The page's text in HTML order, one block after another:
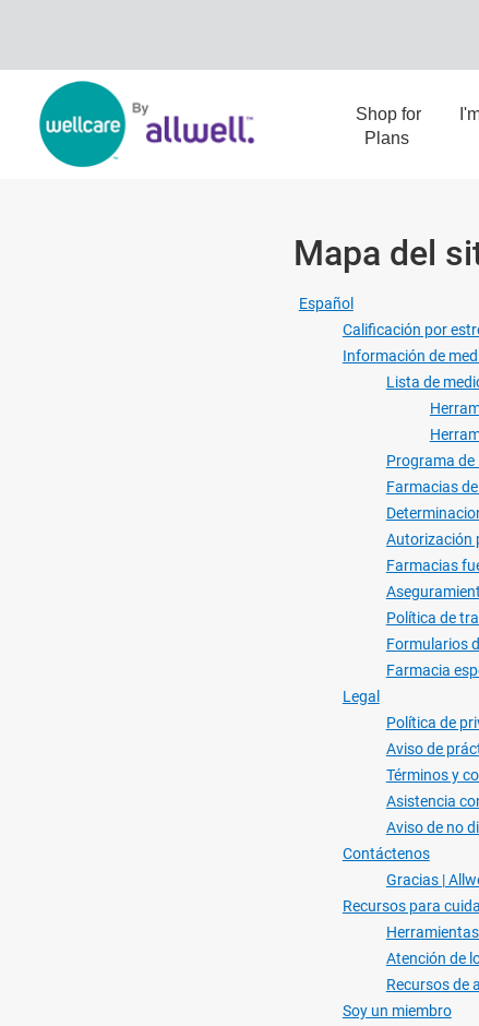
Shop for
Plans
Mapa del
Español
Calificación por
Información de
Lista de
Programa de
Farmacias
Autorización
Farmacias
Política de
Formularios
Farmacia
Legal
Política de
Aviso de
Términos y
Asistencia
Aviso de no
Contáctenos
Gracias |
Recursos para
Atención de
Recursos de
Soy un miembro